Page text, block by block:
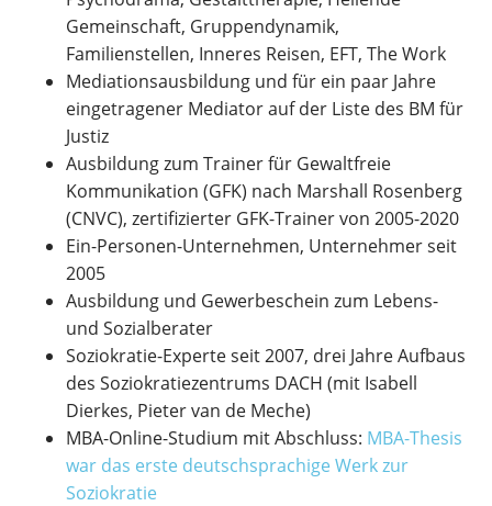
Gemeinschaft, Gruppendynamik,
Familienstellen, Inneres Reisen, EFT, The Work
Mediationsausbildung und für ein paar Jahre
eingetragener Mediator auf der Liste des BM für
Justiz
Ausbildung zum Trainer für Gewaltfreie
Kommunikation (GFK) nach Marshall Rosenberg
(CNVC), zertifizierter GFK-Trainer von 2005-2020
Ein-Personen-Unternehmen, Unternehmer seit
2005
Ausbildung und Gewerbeschein zum Lebens-
und Sozialberater
Soziokratie-Experte seit 2007, drei Jahre Aufbaus
des Soziokratiezentrums DACH (mit Isabell
Dierkes, Pieter van de Meche)
MBA-Online-Studium mit Abschluss: MBA-Thesis
war das erste deutschsprachige Werk zur
Soziokratie